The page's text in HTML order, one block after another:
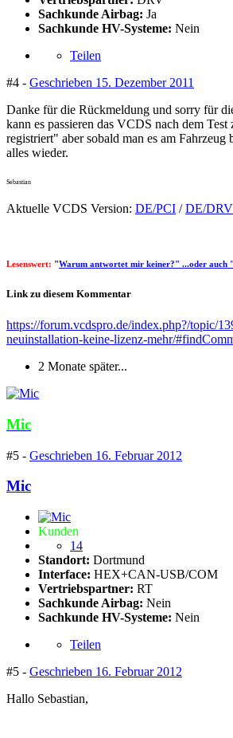
Sachkunde Airbag: Ja
Sachkunde HV-Systeme: Nein
Teilen
#4 - Geschrieben 15. Dezember 2011
Danke für die Rückmeldung und sorry für
kann es passieren das VCDS nach dem
registriert" aber sobald man es am Fahrzeug
alles wieder.
Sebastian
Aktuelle VCDS Version: DE/PCI /DE/DRV
Lesenswert: "Warum antwortet mir keiner?" ...oder auch
Link zu diesem Kommentar
https://forum.vcdspro.de/index.php?/topic/
neuinstallation-keine-lizenz-mehr/
2 Monate später...
Mic
#5 - Geschrieben 16. Februar 2012
Mic
Kunden
14
Standort: Dortmund
Interface: HEX+CAN-USB/COM
Vertriebspartner: RT
Sachkunde Airbag: Nein
Sachkunde HV-Systeme: Nein
Teilen
#5 - Geschrieben 16. Februar 2012
Hallo Sebastian,